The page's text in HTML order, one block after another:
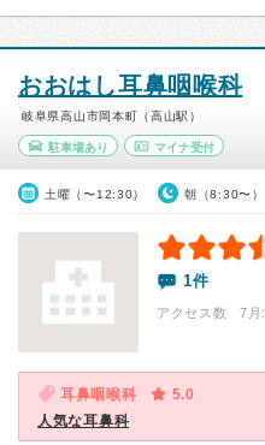
おおはし耳鼻咽喉科
岐阜県高山市岡本町（高山駅）
駐車場あり マイナ受付
土曜（〜12:30） 朝（8:30〜）
1件
アクセス数 7月:
耳鼻咽喉科
5.0
人気な耳鼻科